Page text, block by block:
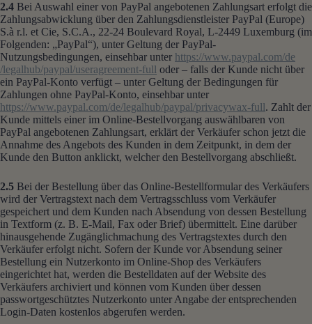
2.4 Bei Auswahl einer von PayPal angebotenen Zahlungsart erfolgt die
Zahlungsabwicklung über den Zahlungsdienstleister PayPal (Europe)
S.à r.l. et Cie, S.C.A., 22-24 Boulevard Royal, L-2449 Luxemburg (im
Folgenden: „PayPal“), unter Geltung der PayPal-
Nutzungsbedingungen, einsehbar unter https://www.paypal.com/de
/legalhub/paypal/useragreement-full oder – falls der Kunde nicht über
ein PayPal-Konto verfügt – unter Geltung der Bedingungen für
Zahlungen ohne PayPal-Konto, einsehbar unter
https://www.paypal.com/de/legalhub/paypal/privacywax-full. Zahlt der
Kunde mittels einer im Online-Bestellvorgang auswählbaren von
PayPal angebotenen Zahlungsart, erklärt der Verkäufer schon jetzt die
Annahme des Angebots des Kunden in dem Zeitpunkt, in dem der
Kunde den Button anklickt, welcher den Bestellvorgang abschließt.
2.5 Bei der Bestellung über das Online-Bestellformular des Verkäufers
wird der Vertragstext nach dem Vertragsschluss vom Verkäufer
gespeichert und dem Kunden nach Absendung von dessen Bestellung
in Textform (z. B. E-Mail, Fax oder Brief) übermittelt. Eine darüber
hinausgehende Zugänglichmachung des Vertragstextes durch den
Verkäufer erfolgt nicht. Sofern der Kunde vor Absendung seiner
Bestellung ein Nutzerkonto im Online-Shop des Verkäufers
eingerichtet hat, werden die Bestelldaten auf der Website des
Verkäufers archiviert und können vom Kunden über dessen
passwortgeschütztes Nutzerkonto unter Angabe der entsprechenden
Login-Daten kostenlos abgerufen werden.